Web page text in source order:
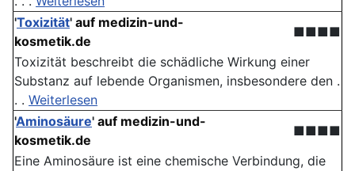
'Toxizität' auf medizin-und-
kosmetik.de
■■■■
Toxizität beschreibt die schädliche Wirkung einer
Substanz auf lebende Organismen, insbesondere den .
. . Weiterlesen
'Aminosäure' auf medizin-und-
kosmetik.de
■■■■
Eine Aminosäure ist eine chemische Verbindung, die